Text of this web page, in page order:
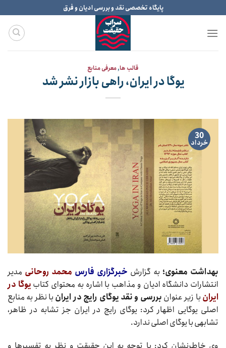
to
content
پایگاه تخصصی نقد و بررسی ادیان و فرق
قالب ها,معرفی منابع
یوگا در ایران، راهی بازار نشر شد
30
خرداد
بهداشت معنوی؛ به گزارش خبرگزاری فارس محمد روحانی مدیر
انتشارات دانشگاه ادیان و مذاهب با اشاره به محتوای کتاب یوگا در
ایران با زیر عنوان بررسی و نقد یوگای رایج در ایران با نظر به منابع
اصلی یوگایی اظهار کرد: یوگای رایج در ایران جز تشابه در ظاهر،
تشابهی با یوگای اصلی ندارد.